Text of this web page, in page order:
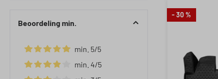
Beoordeling min.
Filter toevoegen: Minimale waardering van 5 van de 5
min. 5/5
Filter toevoegen: Minimale waardering van 4 van de 5
min. 4/5
- 30 %